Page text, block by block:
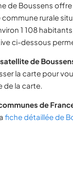
de Boussens
rurale
1 108
ci-dessous
de
la carte pour
de la carte.
de
fiche détaillée de